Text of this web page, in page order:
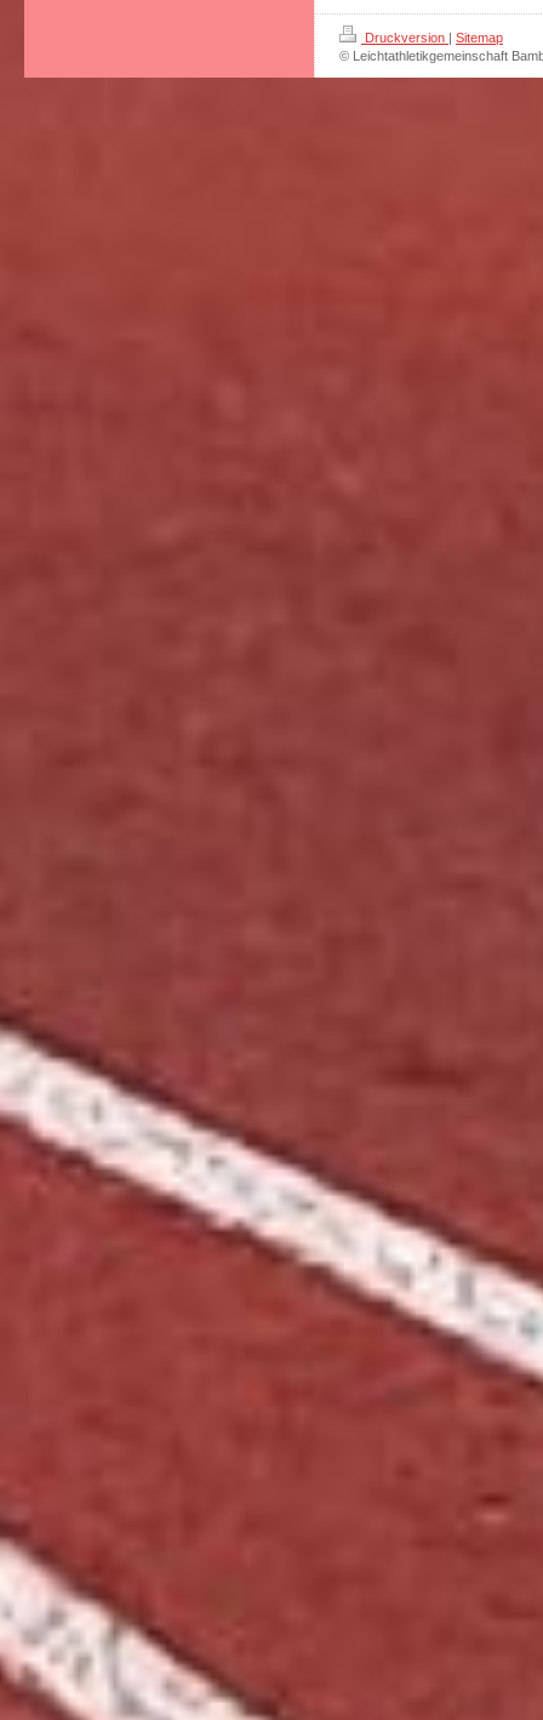
Druckversion | Sitemap
© Leichtathletikgemeinschaft